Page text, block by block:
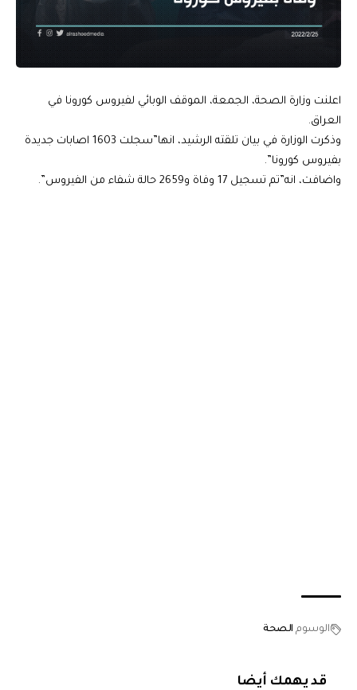
اعلنت وزارة الصحة، الجمعة، الموقف الوبائي لفيروس كورونا في
العراق.
وذكرت الوزارة في بيان تلقته الرشيد، انها”سجلت 1603 اصابات جديدة
بفيروس كورونا”.
واضافت، انه”تم تسجيل 17 وفاة و2659 حالة شفاء من الفيروس”.
الوسوم الصحة
قد يهمك أيضا